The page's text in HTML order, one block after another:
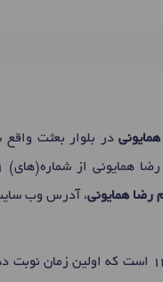
در بلوار بعثت
همایونی از شماره(های)
رضا همایونی، آدرس وب
روزهای حضور شنبه، دوشنبه، چهارشنبه: 15:00 تا 21:00 ، سه‌شنبه، پنج‌شنبه: 09:00